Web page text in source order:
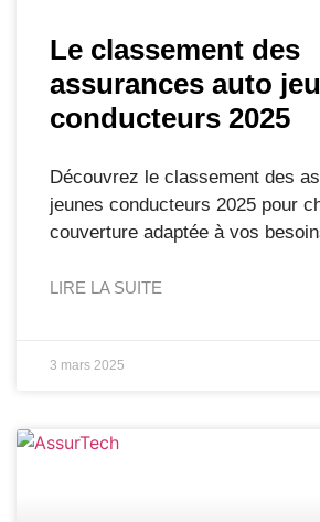
Le classement des
assurances auto
conducteurs 2025
Découvrez le classement des
jeunes conducteurs 2025 pour
couverture adaptée à vos
LIRE LA SUITE
3 mars 2025